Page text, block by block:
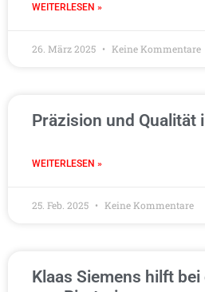
WEITERLESEN »
26. März 2025 Keine Kommentare
Präzision und Qualität
WEITERLESEN »
25. Feb. 2025 Keine Kommentare
Klaas Siemens hilft